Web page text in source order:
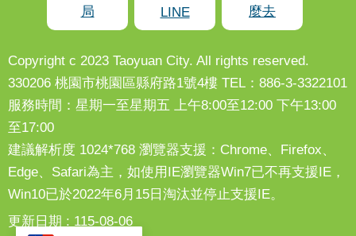
局
LINE
麼去
Copyright c 2023 Taoyuan City. All rights reserved.
330206 桃園市桃園區縣府路1號4樓 TEL：886-3-3322101
服務時間：星期一至星期五 上午8:00至12:00 下午13:00
至17:00
建議解析度 1024*768 瀏覽器支援：Chrome、Firefox、
Edge、Safari為主，如使用IE瀏覽器Win7已不再支援IE，
Win10已於2022年6月15日淘汰並停止支援IE。
更新日期
115-08-06